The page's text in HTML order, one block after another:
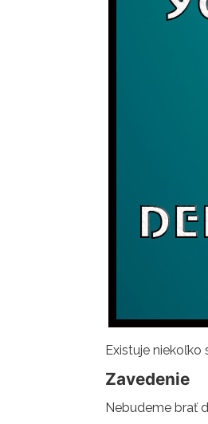
Existuje niekoľko
Zavedenie
Nebudeme brať